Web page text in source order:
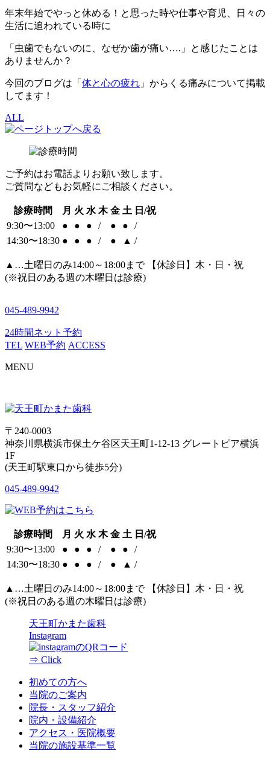
年末年始でやっと休める！と思った時や仕事や育児、日々の
生活に追われている時に
「虫歯でもないのに、なぜか歯が痛い….」と感じたことは
ありませんか？
今回のブログは「 体と心の疲れ 」からくる痛みについて掲載
してます！
ALL
ご予約はお電話よりお願い致します。
ご質問などもお気軽にご相談ください。
診療時間 月 火 水 木 金 土 日/祝
9:30〜13:00
● ● ● / ● ●
/
14:30〜18:30 ● ● ● / ● ▲ /
▲ …土曜日のみ14:00～18:00まで 【休診日】木・日・祝
(※祝日のある週の木曜日は診療)
045-489-9942
24時間ネット予約
TEL WEB予約 ACCESS
MENU
〒240-0003
神奈川県横浜市保土ケ谷区天王町1-12-13 グレートピア横浜
1F
(天王町駅東口から徒歩5分)
045-489-9942
診療時間 月 火 水 木 金 土 日/祝
9:30〜13:00
● ● ● / ● ●
/
14:30〜18:30 ● ● ● / ● ▲ /
▲ …土曜日のみ14:00～18:00まで 【休診日】木・日・祝
(※祝日のある週の木曜日は診療)
天王町かまた歯科
Instagram
⇒ Click
初めての方へ
当院のご案内
院長・スタッフ紹介
院内・設備紹介
アクセス・医院概要
当院の施設基準一覧